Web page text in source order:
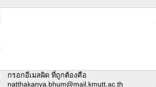
กรอกอีเมลผิด ที่ถูกต้องคือ
natthakanya.bhum@mail.kmutt.ac.th